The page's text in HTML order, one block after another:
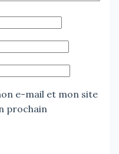
e-mail et mon site
prochain